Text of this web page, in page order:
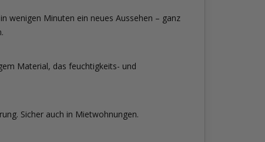
wenigen Minuten ein neues Aussehen – ganz
Material, das feuchtigkeits- und
Sicher auch in Mietwohnungen.